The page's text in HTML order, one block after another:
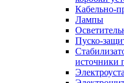
Кабельно-
Лампы
Пуско-
источники